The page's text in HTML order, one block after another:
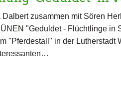
zusammen mit Sören
"Geduldet - Flüchtlinge in
"Pferdestall" in der Lutherstadt